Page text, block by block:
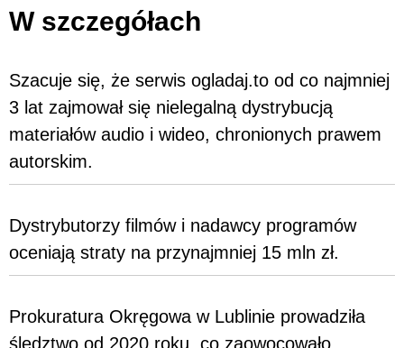
W szczegółach
Szacuje się, że serwis ogladaj.to od co najmniej
3 lat zajmował się nielegalną dystrybucją
materiałów audio i wideo, chronionych prawem
autorskim.
Dystrybutorzy filmów i nadawcy programów
oceniają straty na przynajmniej 15 mln zł.
Prokuratura Okręgowa w Lublinie prowadziła
śledztwo od 2020 roku, co zaowocowało